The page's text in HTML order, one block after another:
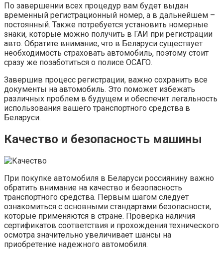
По завершении всех процедур вам будет выдан
временный регистрационный номер, а в дальнейшем –
постоянный. Также потребуется установить номерные
знаки, которые можно получить в ГАИ при регистрации
авто. Обратите внимание, что в Беларуси существует
необходимость страховать автомобиль, поэтому стоит
сразу же позаботиться о полисе ОСАГО.
Завершив процесс регистрации, важно сохранить все
документы на автомобиль. Это поможет избежать
различных проблем в будущем и обеспечит легальность
использования вашего транспортного средства в
Беларуси.
Качество и безопасность машины
При покупке автомобиля в Беларуси россиянину важно
обратить внимание на качество и безопасность
транспортного средства. Первым шагом следует
ознакомиться с основными стандартами безопасности,
которые применяются в стране. Проверка наличия
сертификатов соответствия и прохождения технического
осмотра значительно увеличивает шансы на
приобретение надежного автомобиля.